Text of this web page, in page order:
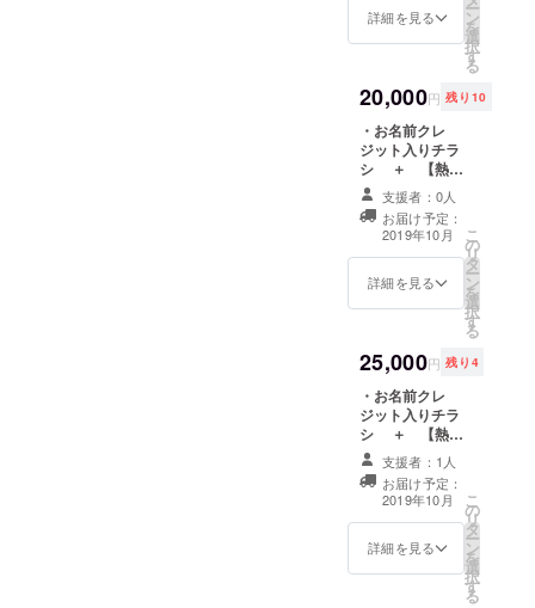
設最前列席で
る方限定のリ
ターンです ※支
援時、必ず備考
欄にご希望のお
名前をご記入く
ださい ※DVDの
送付は11月にな
ります
詳細を見る ー
ン
を
選
択
す
る
20,000円 残り10
・お名前クレ
ジット入りチラ
シ ＋ 【熱海
コレクション】
DVD ＋ 最前
列席での観覧権
＋ オフィシャ
ルスタッフTシャ
ツ ファッショ
ただけます。 ※
ご来場いただけ
る方限定のリ
ターンです
※DVD、Tシャツ
の送付は11月に
なります ※支援
時、必ず備考欄
にご希望のお名
さい
支援者：0人
お届け予定：
2019年10月
詳細を見る
こ
の
リ
タ
ー
ン
を
選
択
す
る
25,000円 残り4
・お名前クレ
ジット入りチラ
シ ＋ 【熱海
コレクション】
DVD ＋ オフィ
シャルスタッフT
シャツ ＋ 最
前列席での観覧
権 ＋ 打ち上
支援者：1人
お届け予定：
2019年10月
詳細を見る
こ
の
リ
タ
ー
ン
を
選
択
す
る